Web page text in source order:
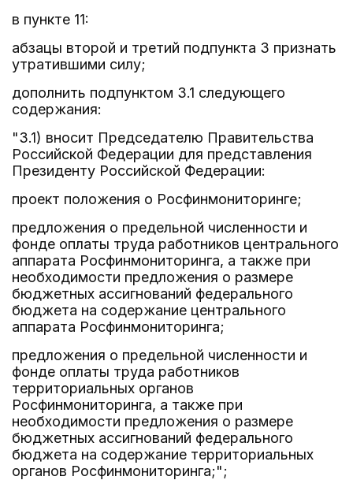
в пункте 11:
абзацы второй и третий подпункта 3 признать
утратившими силу;
дополнить подпунктом 3.1 следующего
содержания:
"3.1) вносит Председателю Правительства
Российской Федерации для представления
Президенту Российской Федерации:
проект положения о Росфинмониторинге;
предложения о предельной численности и
фонде оплаты труда работников центрального
аппарата Росфинмониторинга, а также при
необходимости предложения о размере
бюджетных ассигнований федерального
бюджета на содержание центрального
аппарата Росфинмониторинга;
предложения о предельной численности и
фонде оплаты труда работников
территориальных органов
Росфинмониторинга, а также при
необходимости предложения о размере
бюджетных ассигнований федерального
бюджета на содержание территориальных
органов Росфинмониторинга;";